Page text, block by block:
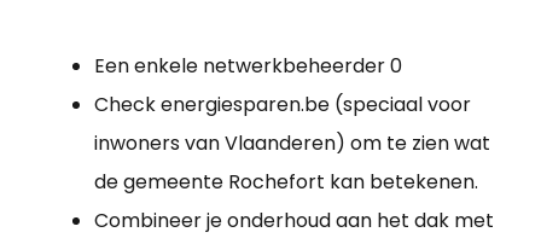
Een enkele netwerkbeheerder 0
Check energiesparen.be (speciaal voor
inwoners van Vlaanderen) om te zien wat
de gemeente Rochefort kan betekenen.
Combineer je onderhoud aan het dak met